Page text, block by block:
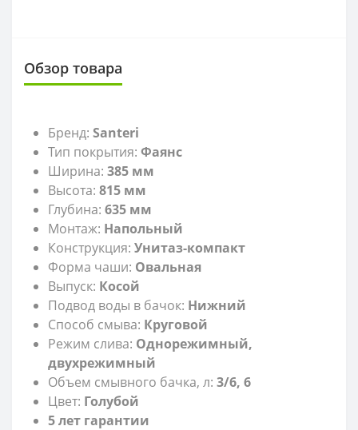
Обзор товара
Бренд: Santeri
Тип покрытия: Фаянс
Ширина: 385 мм
Высота: 815 мм
Глубина: 635 мм
Монтаж: Напольный
Конструкция: Унитаз-компакт
Форма чаши: Овальная
Выпуск: Косой
Подвод воды в бачок: Нижний
Способ смыва: Круговой
Режим слива: Однорежимный,
двухрежимный
Объем смывного бачка, л: 3/6, 6
Цвет: Голубой
5 лет гарантии